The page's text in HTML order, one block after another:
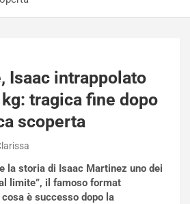
Isaac intrappolato
tragica fine dopo
scoperta
la storia di Isaac Martinez uno dei
limite”, il famoso format
è successo dopo la